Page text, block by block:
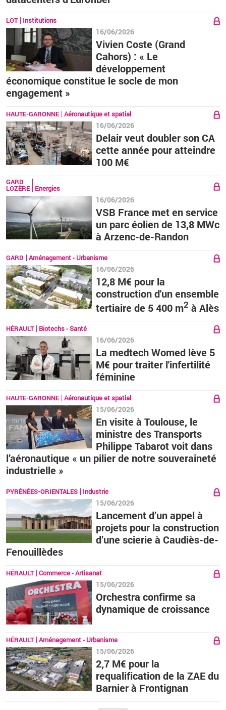
LOT Institutions
16/06/2026
Vivien Coste (Grand
Cahors) : « Le
développement
économique constitue le socle de mon
engagement »
HAUTE-GARONNE Aéronautique et spatial
16/06/2026
Delair veut doubler son CA
cette année pour atteindre
100 M€
GARD
LOZÈRE Energies
16/06/2026
VSB France met en service
un parc éolien de 13,8 MWc
à Arzenc-de-Randon
GARD Aménagement - Urbanisme
16/06/2026
12,8 M€ pour la
construction d'un ensemble
tertiaire de 5 400 m2 à Alès
HÉRAULT Biotechs - Santé
16/06/2026
La medtech Womed lève 5
M€ pour traiter l'infertilité
féminine
HAUTE-GARONNE Aéronautique et spatial
15/06/2026
En visite à Toulouse, le
ministre des Transports
Philippe Tabarot voit dans
l’aéronautique « un pilier de notre souveraineté
industrielle »
PYRÉNÉES-ORIENTALES Industrie
15/06/2026
Lancement d’un appel à
projets pour la construction
d’une scierie à Caudiès-de-
Fenouillèdes
HÉRAULT Commerce - Artisanat
15/06/2026
Orchestra confirme sa
dynamique de croissance
HÉRAULT Aménagement - Urbanisme
15/06/2026
2,7 M€ pour la
requalification de la ZAE du
Barnier à Frontignan